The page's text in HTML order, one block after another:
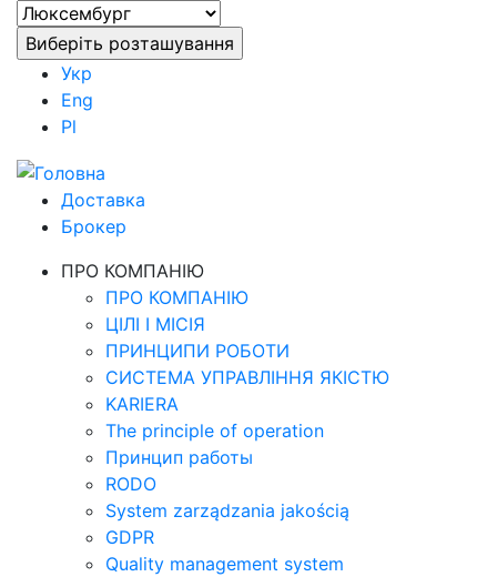
Укр
Eng
Pl
Доставка
Брокер
ПРО КОМПАНІЮ
ПРО КОМПАНІЮ
ЦІЛІ І МІСІЯ
ПРИНЦИПИ РОБОТИ
СИСТЕМА УПРАВЛІННЯ ЯКІСТЮ
KARIERA
The principle of operation
Принцип работы
RODO
System zarządzania jakością
GDPR
Quality management system